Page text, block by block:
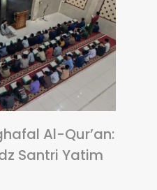
Al-Qur’an:
Santri Yatim